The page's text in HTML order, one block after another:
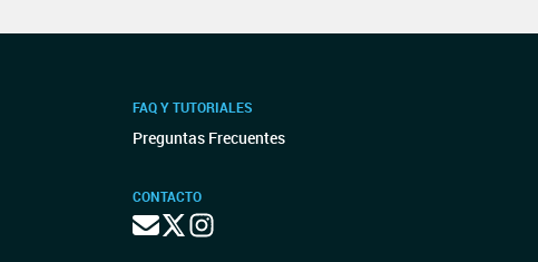
FAQ Y TUTORIALES
Preguntas Frecuentes
CONTACTO